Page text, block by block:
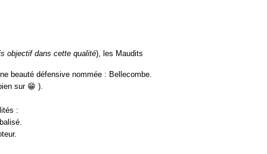
objectif dans cette qualité), les Maudits
beauté défensive nommée : Bellecombe.
sur 😁 ).
: